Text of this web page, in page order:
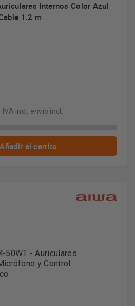
Internos Color Azul
1.2 m
IVA incl. envío incl.
Añadir al carrito